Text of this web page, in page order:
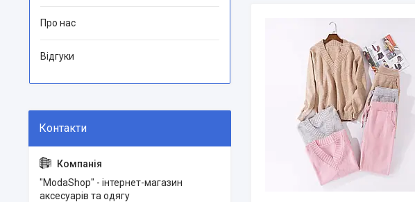
Про нас
Відгуки
"ModaShop" - інтернет-магазин
аксесуарів та одягу